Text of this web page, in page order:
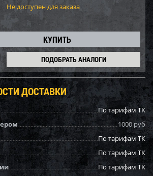
Не доступен для заказа
ПОДОБРАТЬ АНАЛОГИ
ДОСТАВКИ
По тарифам ТК
1000 руб
По тарифам ТК
По тарифам ТК
По тарифам ТК